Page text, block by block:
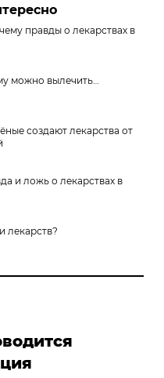
правды о лекарствах в
можно вылечить…
создают лекарства от
и ложь о лекарствах в
лекарств?